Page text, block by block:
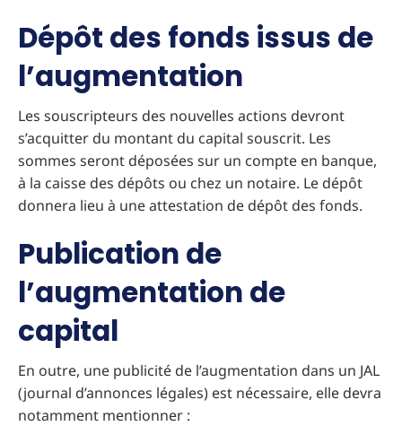
Dépôt des fonds issus de
l’augmentation
Les souscripteurs des nouvelles actions devront
s’acquitter du montant du capital souscrit. Les
sommes seront déposées sur un compte en banque,
à la caisse des dépôts ou chez un notaire. Le dépôt
donnera lieu à une attestation de dépôt des fonds.
Publication de
l’augmentation de
capital
En outre, une publicité de l’augmentation dans un JAL
(journal d’annonces légales) est nécessaire, elle devra
notamment mentionner :